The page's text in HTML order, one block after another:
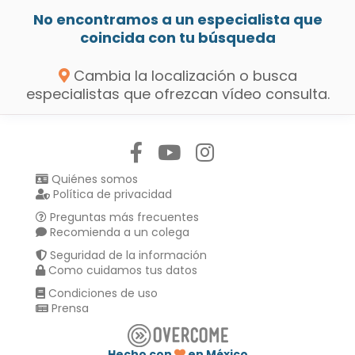
No encontramos a un especialista que
coincida con tu búsqueda
Cambia la localización o busca
especialistas que ofrezcan vídeo consulta.
Quiénes somos
Política de privacidad
Preguntas más frecuentes
Recomienda a un colega
Seguridad de la información
Como cuidamos tus datos
Condiciones de uso
Prensa